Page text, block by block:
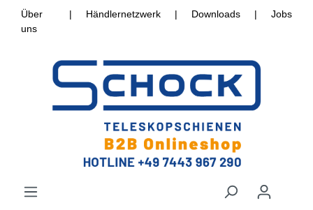
Über
uns
| Händlernetzwerk | Downloads | Jobs